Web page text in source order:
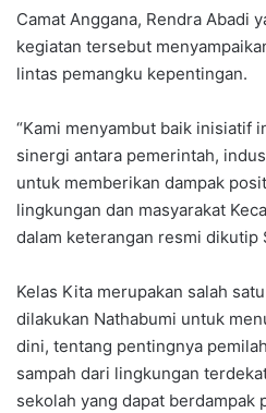
Camat Anggana, Rendra Abadi
kegiatan tersebut
lintas pemangku kepentingan.
“Kami menyambut baik inisiatif
sinergi antara pemerintah,
untuk memberikan dampak
lingkungan dan masyarakat
dalam keterangan resmi dikutip
Kelas Kita merupakan salah
dilakukan Nathabumi untuk
dini, tentang pentingnya
sampah dari lingkungan
sekolah yang dapat berdampak